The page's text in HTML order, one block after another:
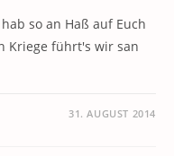
so an Haß auf Euch
Kriege führt's wir san
31. AUGUST 2014